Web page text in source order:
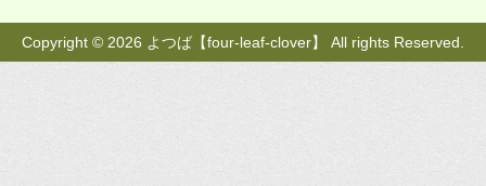
Copyright © 2026 よつば【four-leaf-clover】 All rights Reserved.